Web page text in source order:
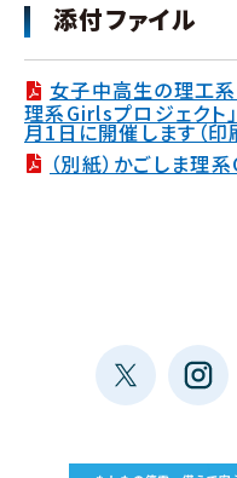
添付ファイル
女子中高生の理工系
理系Girlsプロジェクト
月1日に開催します（印
（別紙）かごしま理